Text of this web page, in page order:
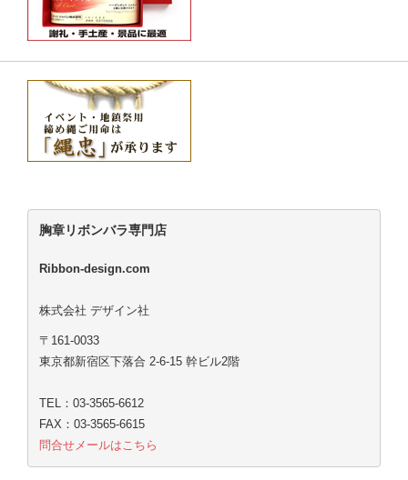
胸章リボンバラ専門店
Ribbon-design.com
株式会社 デザイン社
〒161-0033
東京都新宿区下落合 2-6-15 幹ビル2階
TEL：03-3565-6612
FAX：03-3565-6615
問合せメールはこちら